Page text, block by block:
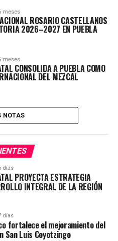
meses
ROSARIO CASTELLANOS
2026–2027 EN PUEBLA
meses
CONSOLIDA A PUEBLA COMO
DEL MEZCAL
NOTAS
días
PROYECTA ESTRATEGIA
INTEGRAL DE LA REGIÓN
días
fortalece el mejoramiento del
San Luis Coyotzingo